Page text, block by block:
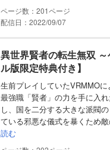
201
配信日：2022/09/07
異世界賢者の転生無双
ル版限定特典付き】
生前プレイしていたVRMMO
最強職「賢者」の力を手に入
し、国を二分する大きな派閥
ている邪悪な儀式を暴くため
読む